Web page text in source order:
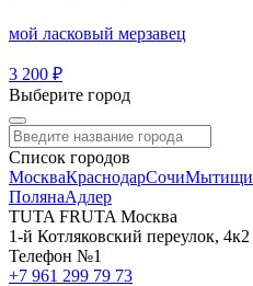
мой ласковый мерзавец
3 200 ₽
Выберите город
Список городов
МоскваКраснодарСочиМытищи
ПолянаАдлер
TUTA FRUTA Москва
1-й Котляковский переулок, 4к2
Телефон №1
+7 961 299 79 73